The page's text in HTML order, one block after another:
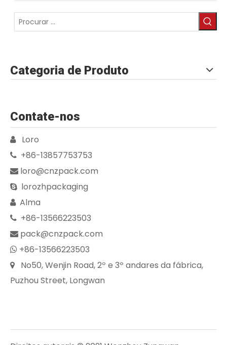
Categoria de Produto
Contate-nos
 Loro
 +86-13857753753
 loro@cnzpack.com
 lorozhpackaging
 Alma
 +86-13566223503
 pack@cnzpack.com
 +86-13566223503

No50, Wenjin Road, 2º e 3º andares da fábrica,
Puzhou Street, Longwan